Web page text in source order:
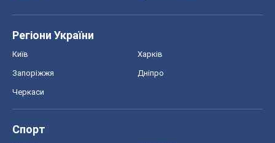
Регіони України
Київ Харків
Запоріжжя Дніпро
Черкаси
Спорт